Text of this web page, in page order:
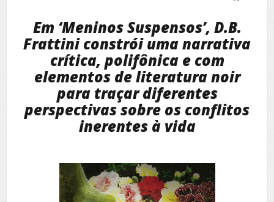
Em ‘Meninos Suspensos’, D.B.
Frattini constrói uma narrativa
crítica, polifônica e com
elementos de literatura noir
para traçar diferentes
perspectivas sobre os conflitos
inerentes à vida